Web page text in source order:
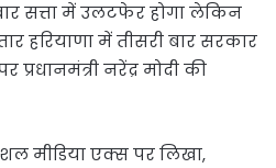
सत्ता में उलटफेर होगा लेकिन
हरियाणा में तीसरी बार सरकार
नरेंद्र मोदी की
मीडिया एक्स पर लिखा,